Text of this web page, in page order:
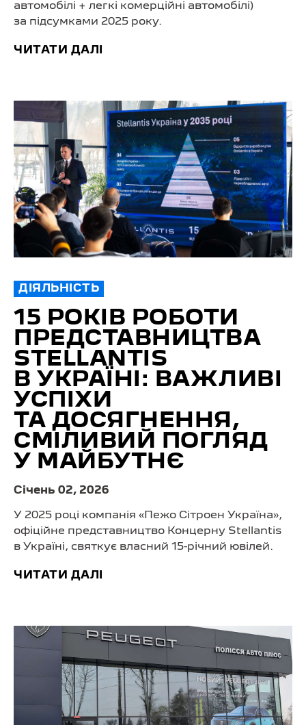
автомобілі + легкі комерційні автомобілі)
за підсумками 2025 року.
ЧИТАТИ ДАЛІ
ДІЯЛЬНІСТЬ
15 РОКІВ РОБОТИ
ПРЕДСТАВНИЦТВА
STELLANTIS
В УКРАЇНІ: ВАЖЛИВІ
УСПІХИ
ТА ДОСЯГНЕННЯ,
СМІЛИВИЙ ПОГЛЯД
У МАЙБУТНЄ
Cічень 02, 2026
У 2025 році компанія «Пежо Сітроен Україна»,
офіційне представництво Концерну Stellantis
в Україні, святкує власний 15-річний ювілей.
ЧИТАТИ ДАЛІ